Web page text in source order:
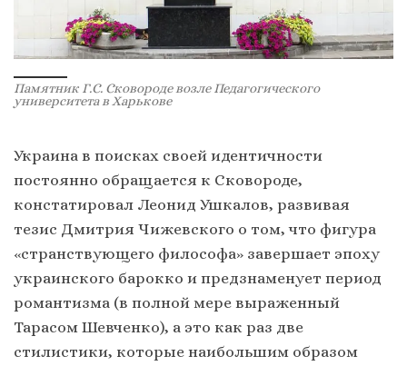
Памятник Г.С. Сковороде возле Педагогического
университета в Харькове
Украина в поисках своей идентичности
постоянно обращается к Сковороде,
констатировал Леонид Ушкалов, развивая
тезис Дмитрия Чижевского о том, что фигура
«странствующего философа» завершает эпоху
украинского барокко и предзнаменует период
романтизма (в полной мере выраженный
Тарасом Шевченко), а это как раз две
стилистики, которые наибольшим образом